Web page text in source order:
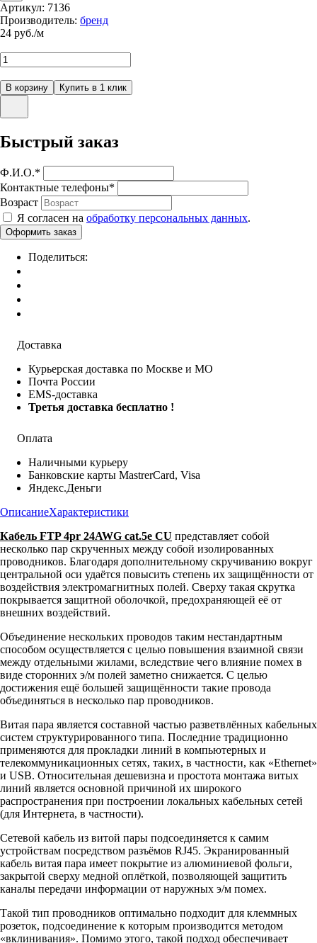
Артикул: 7136
Производитель: бренд
24 руб./м
Быстрый заказ
Ф.И.О.*
Контактные телефоны*
Возраст
Я согласен на обработку персональных данных.
Поделиться:
Доставка
Курьерская доставка по Москве и МО
Почта России
EMS-доставка
Третья доставка бесплатно !
Оплата
Наличными курьеру
Банковские карты MastrerCard, Visa
Яндекс.Деньги
ОписаниеХарактеристики
Кабель FTP 4pr 24AWG cat.5e CU представляет собой
несколько пар скрученных между собой изолированных
проводников. Благодаря дополнительному скручиванию вокруг
центральной оси удаётся повысить степень их защищённости от
воздействия электромагнитных полей. Сверху такая скрутка
покрывается защитной оболочкой, предохраняющей её от
внешних воздействий.
Объединение нескольких проводов таким нестандартным
способом осуществляется с целью повышения взаимной связи
между отдельными жилами, вследствие чего влияние помех в
виде сторонних э/м полей заметно снижается. С целью
достижения ещё большей защищённости такие провода
объединяться в несколько пар проводников.
Витая пара является составной частью разветвлённых кабельных
систем структурированного типа. Последние традиционно
применяются для прокладки линий в компьютерных и
телекоммуникационных сетях, таких, в частности, как «Ethernet»
и USB. Относительная дешевизна и простота монтажа витых
линий является основной причиной их широкого
распространения при построении локальных кабельных сетей
(для Интернета, в частности).
Сетевой кабель из витой пары подсоединяется к самим
устройствам посредством разъёмов RJ45. Экранированный
кабель витая пара имеет покрытие из алюминиевой фольги,
закрытой сверху медной оплёткой, позволяющей защитить
каналы передачи информации от наружных э/м помех.
Такой тип проводников оптимально подходит для клеммных
розеток, подсоединение к которым производится методом
«вклинивания». Помимо этого, такой подход обеспечивает